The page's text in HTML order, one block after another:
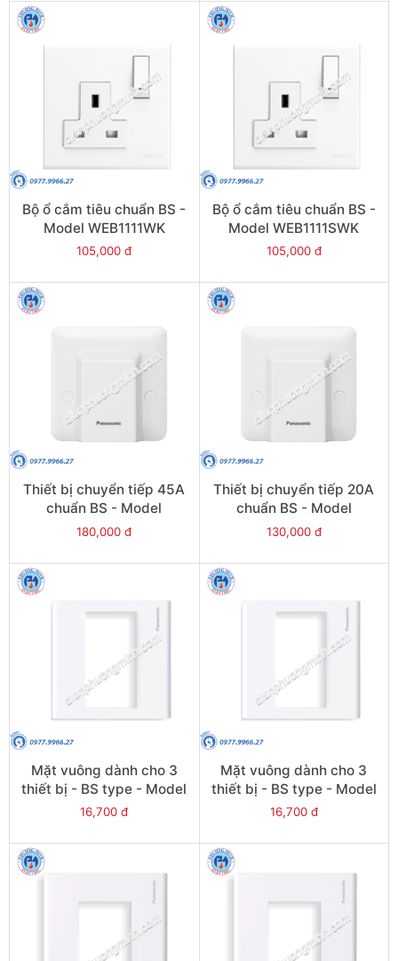
Bộ ổ cắm tiêu chuẩn BS -
Model WEB1111WK
105,000 đ
Bộ ổ cắm tiêu chuẩn BS -
Model WEB1111SWK
105,000 đ
Thiết bị chuyển tiếp 45A
chuẩn BS - Model
WBC7020
180,000 đ
Thiết bị chuyển tiếp 20A
chuẩn BS - Model
WBC7010
130,000 đ
Mặt vuông dành cho 3
thiết bị - BS type - Model
WEB7813W
16,700 đ
Mặt vuông dành cho 3
thiết bị - BS type - Model
WEB7813SW
16,700 đ